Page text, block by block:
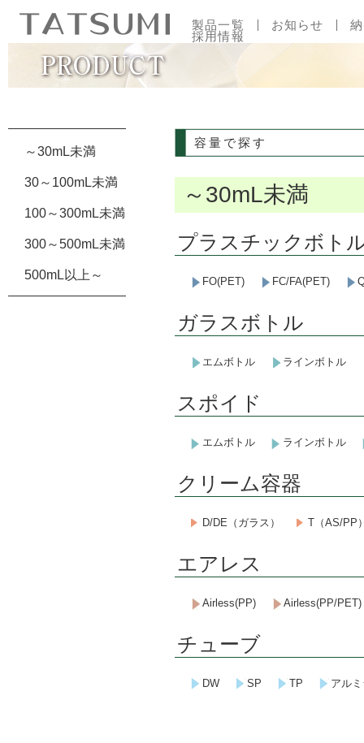
製品一覧 お知らせ
採用情報
～30mL未満
30～100mL未満
100～300mL未満
300～500mL未満
500mL以上～
容量で探す
～30mL未満
プラスチックボト
FO(PET) FC/FA(PET)
ガラスボトル
エムボトル ラインボトル
スポイド
エムボトル ラインボトル
クリーム容器
D/DE（ガラス） T（AS/PP
エアレス
Airless(PP) Airless(PP/PET)
チューブ
DW SP TP アル